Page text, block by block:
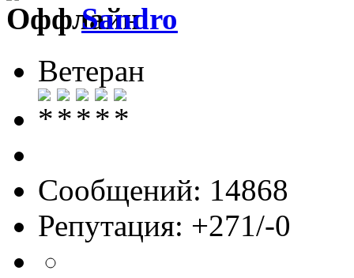
Sandro
Ветеран
Сообщений: 14868
Репутация: +271/-0